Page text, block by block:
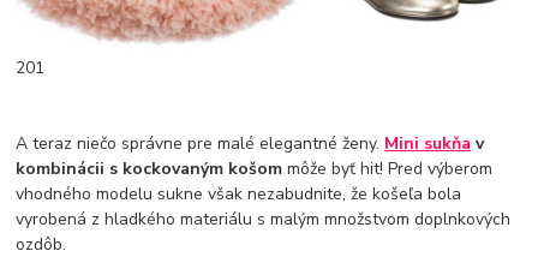
201
A teraz niečo správne pre malé elegantné ženy. Mini sukňa v
kombinácii s kockovaným košommôže byť hit! Pred výberom
vhodného modelu sukne však nezabudnite, že košeľa bola
vyrobená z hladkého materiálu s malým množstvom doplnkových
ozdôb.